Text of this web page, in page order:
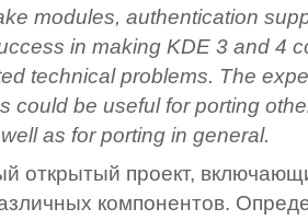
modules, authentication
in making KDE 3 and 4
technical problems. The
could be useful for porting
as for porting in general.
открытый проект,
компонентов.